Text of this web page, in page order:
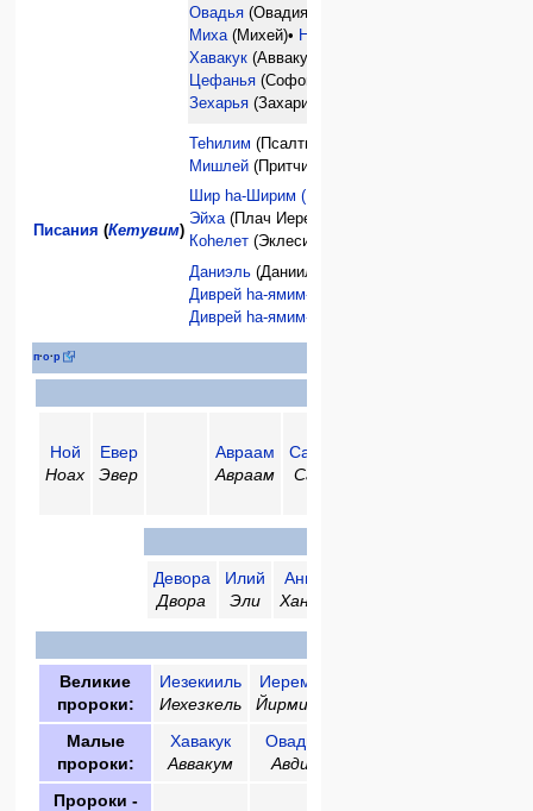
Овадья (Овадия)•
Миха (Михей)• Нахум
Хавакук (Аввакум)•
Цефанья (Софония)•
Зехарья (Захария)•
Писания (Кетувим)
Теhилим (Псалтырь)•
Мишлей (Притчи)•
Шир hа-Ширим (Песнь песней)
Эйха(Плач Иеремии)•
Коhелет (Эклесиаст)•
Даниэль (Даниил)•
Диврей hа-ямим-I
Диврей hа-ямим-II
п·о·р
Ной
Ноах
Евер
Эвер
Авраам
Авраам
Сарра
Сара
Девора
Двора
Илий
Эли
Анна
Ханна
Великие
пророки:
Иезекииль
Иехезкель
Иеремия
Йирмияху
Малые
пророки:
Хавакук
Аввакум
Овадья
Авдий
Пророки -